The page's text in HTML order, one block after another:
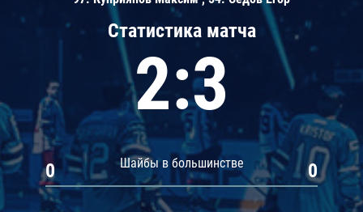
Статистика матча
2:3
Шайбы в большинстве
0 0